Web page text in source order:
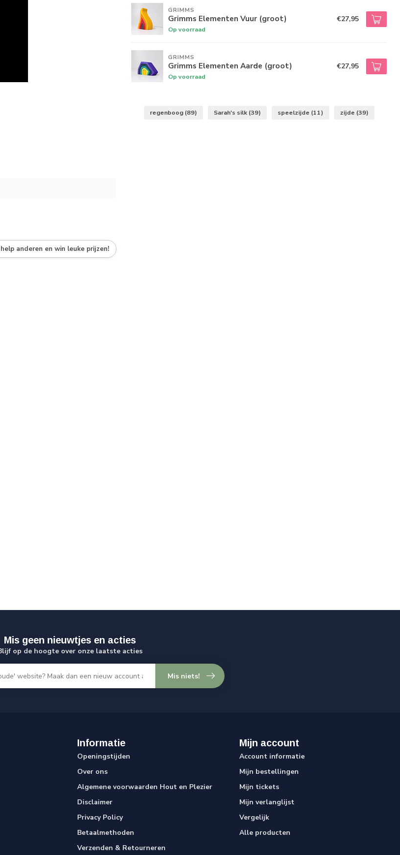
anderen en win leuke prijzen!
GRIMMS
Grimms Elementen Vuur (groot)
Op voorraad
€27,95
GRIMMS
Grimms Elementen Aarde (groot)
Op voorraad
€27,95
regenboog (89) Sarah's silk (39) speelzijde (11) zijde (39)
Mis geen nieuwtjes en acties
op de hoogte over onze laatste acties
Mis niets!
Informatie
Openingstijden
Over ons
Algemene voorwaarden Hout en Plezier
Disclaimer
Privacy Policy
Betaalmethoden
Verzenden & Retourneren
Mijn account
Account informatie
Mijn bestellingen
Mijn tickets
Mijn verlanglijst
Vergelijk
Alle producten